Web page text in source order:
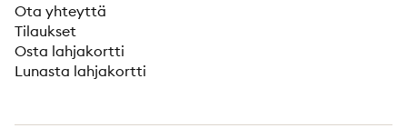
Ota yhteyttä
Tilaukset
Osta lahjakortti
Lunasta lahjakortti